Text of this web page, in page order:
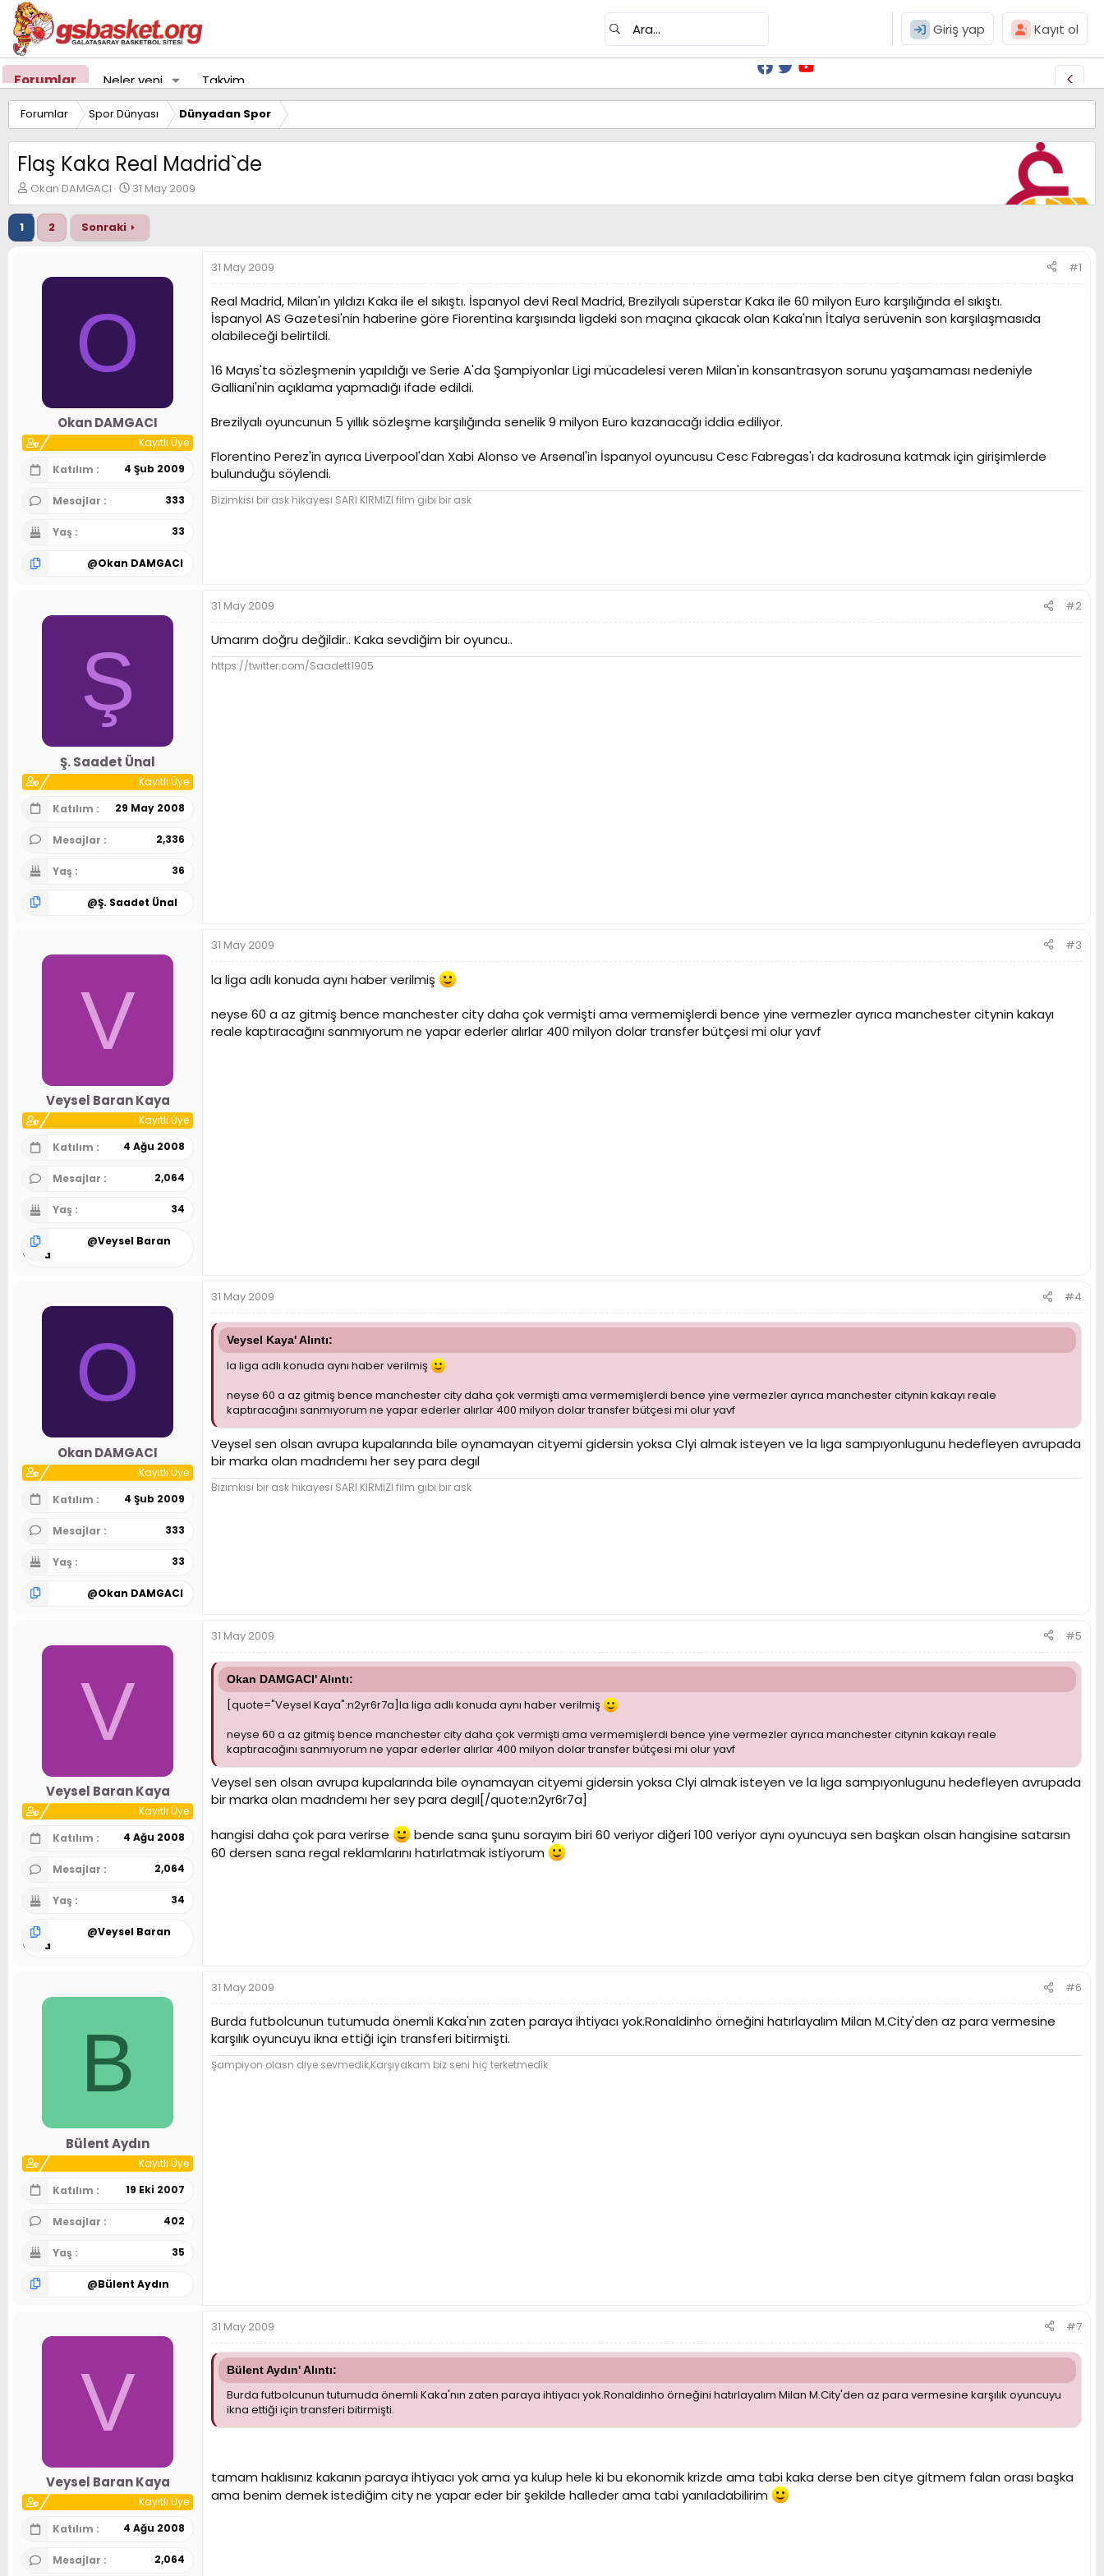
Giriş yap Kayıt ol
Forumlar Neler yeni Takvim
Forumlar Spor Dünyası Dünyadan Spor
Flaş Kaka Real Madrid`de
K
o
n
u
y
Okan DAMGACI
B
a
ş
l
a
g
a
r
31 May 2009
1 2 Sonraki
O
Okan DAMGACI
Kayıtlı Üye
Katılım
4 Şub 2009
Mesajlar 333
Yaş 33
@Okan DAMGACI
31 May 2009 #1
Real Madrid, Milan'ın yıldızı Kaka ile el sıkıştı. İspanyol devi Real Madrid, Brezilyalı süperstar Kaka ile 60 milyon Euro karşılığında el sıkıştı.
İspanyol AS Gazetesi'nin haberine göre Fiorentina karşısında ligdeki son maçına çıkacak olan Kaka'nın İtalya serüvenin son karşılaşmasıda
olabileceği belirtildi.
16 Mayıs'ta sözleşmenin yapıldığı ve Serie A'da Şampiyonlar Ligi mücadelesi veren Milan'ın konsantrasyon sorunu yaşamaması nedeniyle
Galliani'nin açıklama yapmadığı ifade edildi.
Brezilyalı oyuncunun 5 yıllık sözleşme karşılığında senelik 9 milyon Euro kazanacağı iddia ediliyor.
Florentino Perez'in ayrıca Liverpool'dan Xabi Alonso ve Arsenal'in İspanyol oyuncusu Cesc Fabregas'ı da kadrosuna katmak için girişimlerde
bulunduğu söylendi.
Bizimkisi bir ask hikayesi SARI KIRMIZI film gibi bir ask
Ş
Ş. Saadet Ünal
Kayıtlı Üye
Katılım
29 May 2008
Mesajlar 2,336
Yaş 36
@Ş. Saadet Ünal
31 May 2009 #2
Umarım doğru değildir.. Kaka sevdiğim bir oyuncu..
https://twitter.com/Saadett1905
V
Veysel Baran Kaya
Kayıtlı Üye
Katılım
4 Ağu 2008
Mesajlar 2,064
Yaş 34
@Veysel Baran
Kaya
31 May 2009 #3
la liga adlı konuda aynı haber verilmiş
neyse 60 a az gitmiş bence manchester city daha çok vermişti ama vermemişlerdi bence yine vermezler ayrıca manchester citynin kakayı
reale kaptıracağını sanmıyorum ne yapar ederler alırlar 400 milyon dolar transfer bütçesi mi olur yavf
O
Okan DAMGACI
Kayıtlı Üye
Katılım
4 Şub 2009
Mesajlar 333
Yaş 33
@Okan DAMGACI
31 May 2009 #4
Veysel Kaya' Alıntı:
la liga adlı konuda aynı haber verilmiş
neyse 60 a az gitmiş bence manchester city daha çok vermişti ama vermemişlerdi bence yine vermezler ayrıca manchester citynin kakayı reale
kaptıracağını sanmıyorum ne yapar ederler alırlar 400 milyon dolar transfer bütçesi mi olur yavf
Veysel sen olsan avrupa kupalarında bile oynamayan cityemi gidersin yoksa Clyi almak isteyen ve la lıga sampıyonlugunu hedefleyen avrupada
bir marka olan madrıdemı her sey para degıl
Bizimkisi bir ask hikayesi SARI KIRMIZI film gibi bir ask
V
Veysel Baran Kaya
Kayıtlı Üye
Katılım
4 Ağu 2008
Mesajlar 2,064
Yaş 34
@Veysel Baran
Kaya
31 May 2009 #5
Okan DAMGACI' Alıntı:
[quote="Veysel Kaya":n2yr6r7a]la liga adlı konuda aynı haber verilmiş
neyse 60 a az gitmiş bence manchester city daha çok vermişti ama vermemişlerdi bence yine vermezler ayrıca manchester citynin kakayı reale
kaptıracağını sanmıyorum ne yapar ederler alırlar 400 milyon dolar transfer bütçesi mi olur yavf
Veysel sen olsan avrupa kupalarında bile oynamayan cityemi gidersin yoksa Clyi almak isteyen ve la lıga sampıyonlugunu hedefleyen avrupada
bir marka olan madrıdemı her sey para degıl[/quote:n2yr6r7a]
hangisi daha çok para verirse
bende sana şunu sorayım biri 60 veriyor diğeri 100 veriyor aynı oyuncuya sen başkan olsan hangisine satarsın
60 dersen sana regal reklamlarını hatırlatmak istiyorum
B
Bülent Aydın
Kayıtlı Üye
Katılım
19 Eki 2007
Mesajlar 402
Yaş 35
@Bülent Aydın
31 May 2009 #6
Burda futbolcunun tutumuda önemli Kaka'nın zaten paraya ihtiyacı yok.Ronaldinho örneğini hatırlayalım Milan M.City'den az para vermesine
karşılık oyuncuyu ikna ettiği için transferi bitirmişti.
Şampiyon olasn diye sevmedik,Karşıyakam biz seni hiç terketmedik
V
Veysel Baran Kaya
Kayıtlı Üye
Katılım
4 Ağu 2008
Mesajlar 2,064
31 May 2009 #7
Bülent Aydın' Alıntı:
Burda futbolcunun tutumuda önemli Kaka'nın zaten paraya ihtiyacı yok.Ronaldinho örneğini hatırlayalım Milan M.City'den az para vermesine karşılık oyuncuyu
ikna ettiği için transferi bitirmişti.
tamam haklısınız kakanın paraya ihtiyacı yok ama ya kulup hele ki bu ekonomik krizde ama tabi kaka derse ben citye gitmem falan orası başka
ama benim demek istediğim city ne yapar eder bir şekilde halleder ama tabi yanıladabilirim